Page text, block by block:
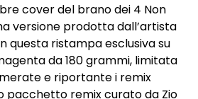
cover del brano dei 4 Non
versione prodotta dall’artista
questa ristampa esclusiva su
da 180 grammi, limitata
e riportante i remix
pacchetto remix curato da Zio